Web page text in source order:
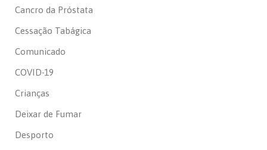
Cancro da Próstata
Cessação Tabágica
Comunicado
COVID-19
Crianças
Deixar de Fumar
Desporto